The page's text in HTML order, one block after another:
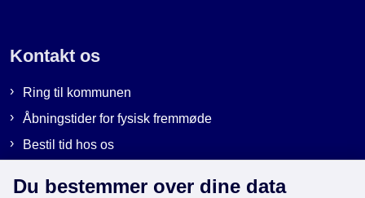
Kontakt os
Ring til kommunen
Åbningstider for fysisk fremmøde
Bestil tid hos os
Du bestemmer over dine data